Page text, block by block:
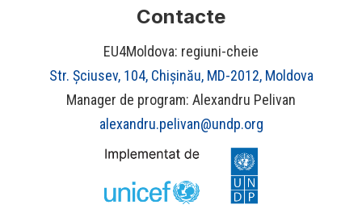
Contacte
EU4Moldova: regiuni-cheie
Str. Șciusev, 104, Chișinău, MD-2012, Moldova
Manager de program: Alexandru Pelivan
alexandru.pelivan@undp.org